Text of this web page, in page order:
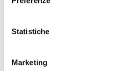
Statistiche
Marketing